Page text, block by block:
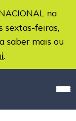
na
sextas-feiras,
saber mais ou
.